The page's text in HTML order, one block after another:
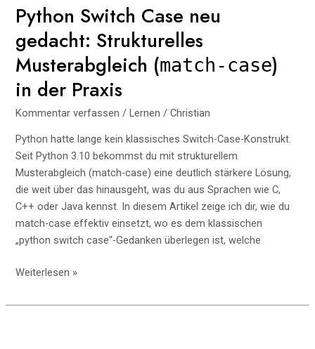
Wege,
Datenschutzfolgen
und
praxistaugliche
Lösungen
Python Switch Case neu
gedacht: Strukturelles
Musterabgleich (match-case)
in der Praxis
Kommentar verfassen /Lernen /Christian
Python hatte lange kein klassisches Switch-Case-Konstrukt.
Seit Python 3.10 bekommst du mit strukturellem
Musterabgleich (match-case) eine deutlich stärkere Lösung,
die weit über das hinausgeht, was du aus Sprachen wie C,
C++ oder Java kennst. In diesem Artikel zeige ich dir, wie du
match-case effektiv einsetzt, wo es dem klassischen
„python switch case“-Gedanken überlegen ist, welche
Python
Case
Weiterlesen »